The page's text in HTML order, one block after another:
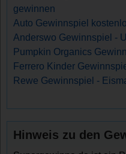
gewinnen
Auto Gewinnspiel
Anderswo Gewinnspiel -
Pumpkin Organics
Ferrero Kinder
Rewe Gewinnspiel -
Hinweis zu den